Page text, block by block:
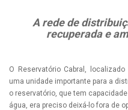
A rede de
recuperada e
O Reservatório Cabral,
uma unidade importante para a
o reservatório, que tem
água, era preciso deixá-lo fora de